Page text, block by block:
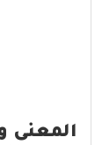
المعنى